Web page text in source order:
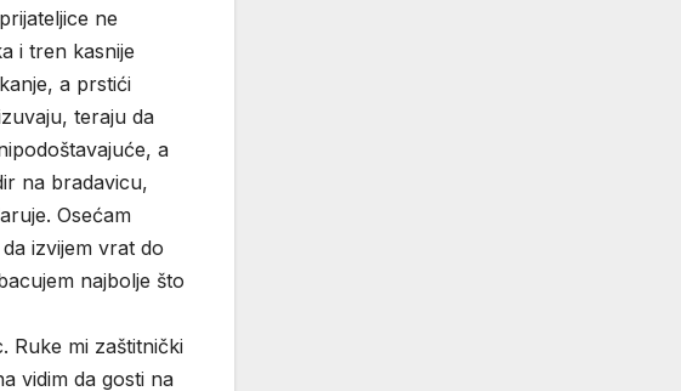
ne
i tren kasnije
a prstići
teraju da
a
na bradavicu,
Osećam
izvijem vrat do
najbolje što
Ruke mi zaštitnički
vidim da gosti na